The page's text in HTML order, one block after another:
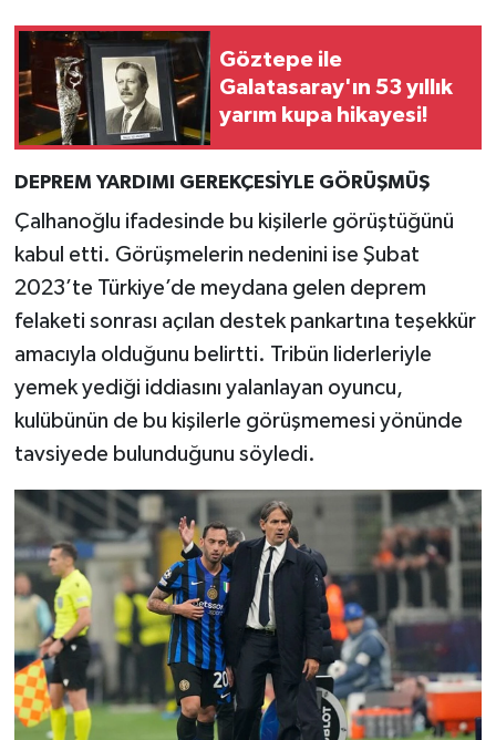
Göztepe ile
Galatasaray'ın 53 yıllık
yarım kupa hikayesi!
DEPREM YARDIMI GEREKÇESİYLE GÖRÜŞMÜŞ
Çalhanoğlu ifadesinde bu kişilerle görüştüğünü
kabul etti. Görüşmelerin nedenini ise Şubat
2023’te Türkiye’de meydana gelen deprem
felaketi sonrası açılan destek pankartına teşekkür
amacıyla olduğunu belirtti. Tribün liderleriyle
yemek yediği iddiasını yalanlayan oyuncu,
kulübünün de bu kişilerle görüşmemesi yönünde
tavsiyede bulunduğunu söyledi.